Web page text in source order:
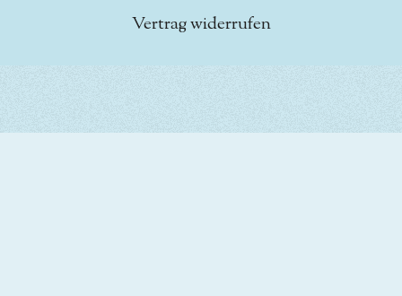
Vertrag widerrufen